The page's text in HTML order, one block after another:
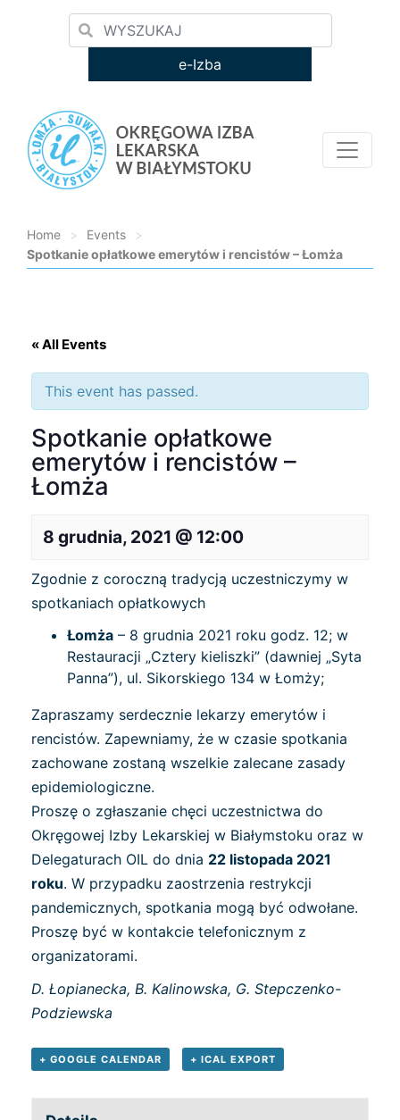
e-Izba
Home > Events
>
Spotkanie opłatkowe emerytów i rencistów – Łomża
« All Events
This event has passed.
Spotkanie opłatkowe
emerytów i rencistów –
Łomża
8 grudnia, 2021 @ 12:00
Zgodnie z coroczną tradycją uczestniczymy w
spotkaniach opłatkowych
Łomża – 8 grudnia 2021 roku godz. 12; w
Restauracji „Cztery kieliszki” (dawniej „Syta
Panna”), ul. Sikorskiego 134 w Łomży;
Zapraszamy serdecznie lekarzy emerytów i
rencistów. Zapewniamy, że w czasie spotkania
zachowane zostaną wszelkie zalecane zasady
epidemiologiczne.
Proszę o zgłaszanie chęci uczestnictwa do
Okręgowej Izby Lekarskiej w Białymstoku oraz w
Delegaturach OIL do dnia 22 listopada 2021
roku. W przypadku zaostrzenia restrykcji
pandemicznych, spotkania mogą być odwołane.
Proszę być w kontakcie telefonicznym z
organizatorami.
D. Łopianecka, B. Kalinowska, G. Stepczenko-
Podziewska
+ GOOGLE CALENDAR + ICAL EXPORT